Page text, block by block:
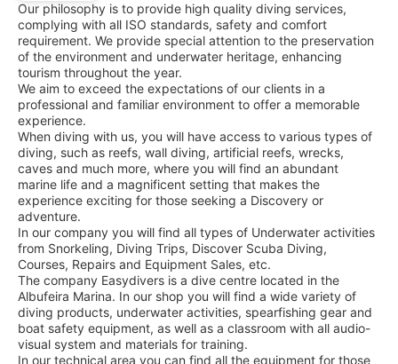
Our philosophy is to provide high quality diving services,
complying with all ISO standards, safety and comfort
requirement. We provide special attention to the preservation
of the environment and underwater heritage, enhancing
tourism throughout the year.
We aim to exceed the expectations of our clients in a
professional and familiar environment to offer a memorable
experience.
When diving with us, you will have access to various types of
diving, such as reefs, wall diving, artificial reefs, wrecks,
caves and much more, where you will find an abundant
marine life and a magnificent setting that makes the
experience exciting for those seeking a Discovery or
adventure.
In our company you will find all types of Underwater activities
from Snorkeling, Diving Trips, Discover Scuba Diving,
Courses, Repairs and Equipment Sales, etc.
The company Easydivers is a dive centre located in the
Albufeira Marina. In our shop you will find a wide variety of
diving products, underwater activities, spearfishing gear and
boat safety equipment, as well as a classroom with all audio-
visual system and materials for training.
In our technical area you can find all the equipment for those